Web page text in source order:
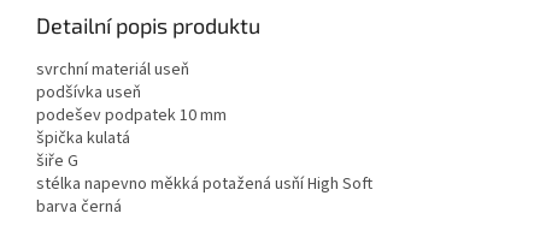
Detailní popis produktu
svrchní materiál useň
podšívka useň
podešev podpatek 10 mm
špička kulatá
šiře G
stélka napevno měkká potažená usňí High Soft
barva černá